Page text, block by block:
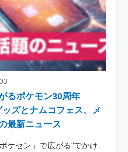
るポケモン30周年
ズとナムコフェス、メ
最新ニュース
ケセン」で広がる“でかけ